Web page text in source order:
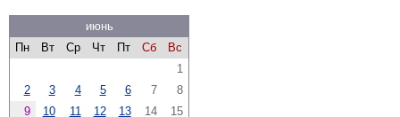
июнь
Пн
Вт Ср Чт Пт Сб
Вс
1
2
3 4 5 6 7
8
9
10 11 12 13 14
15